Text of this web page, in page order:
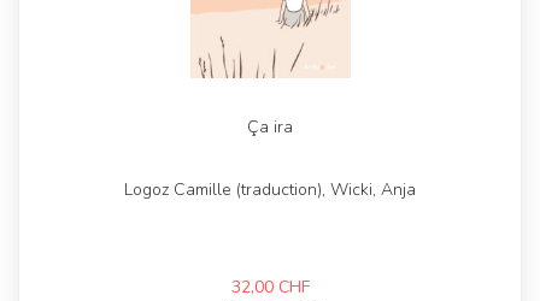
Ça ira
Logoz Camille (traduction), Wicki, Anja
32,00 CHF